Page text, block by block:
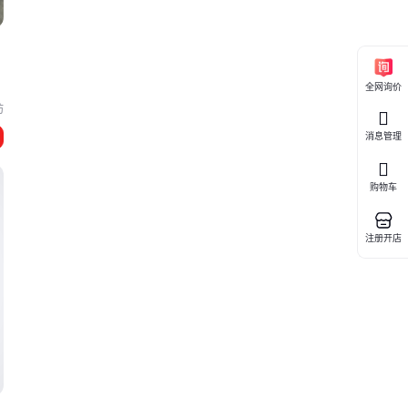
全网询价
消息管理
购物车
注册开店